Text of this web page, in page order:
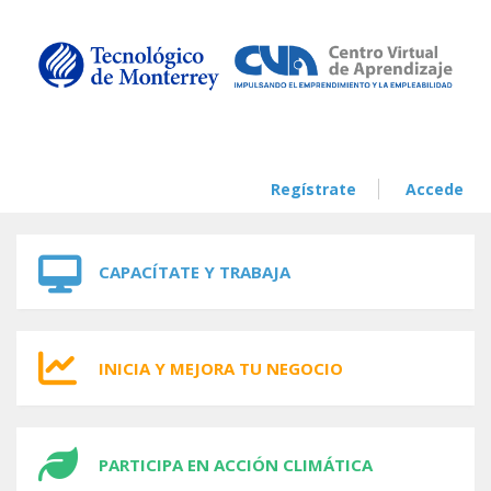
Regístrate Accede
CAPACÍTATE Y TRABAJA
INICIA Y MEJORA TU NEGOCIO
PARTICIPA EN ACCIÓN CLIMÁTICA